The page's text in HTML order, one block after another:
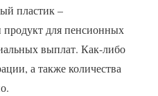
пластик –
для пенсионных
выплат. Как-либо
а также количества